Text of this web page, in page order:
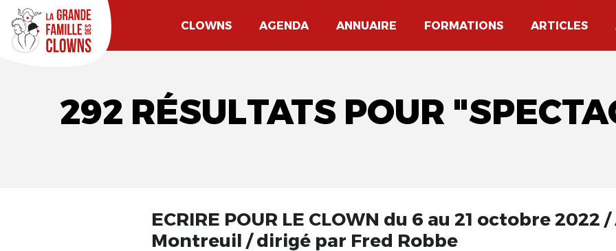
CLOWNS AGENDA ANNUAIRE FORMATIONS ARTICLES
292 RÉSULTATS POUR
ECRIRE POUR LE CLOWN du 6 au 21 octobre 2022
Montreuil / dirigé par Fred Robbe